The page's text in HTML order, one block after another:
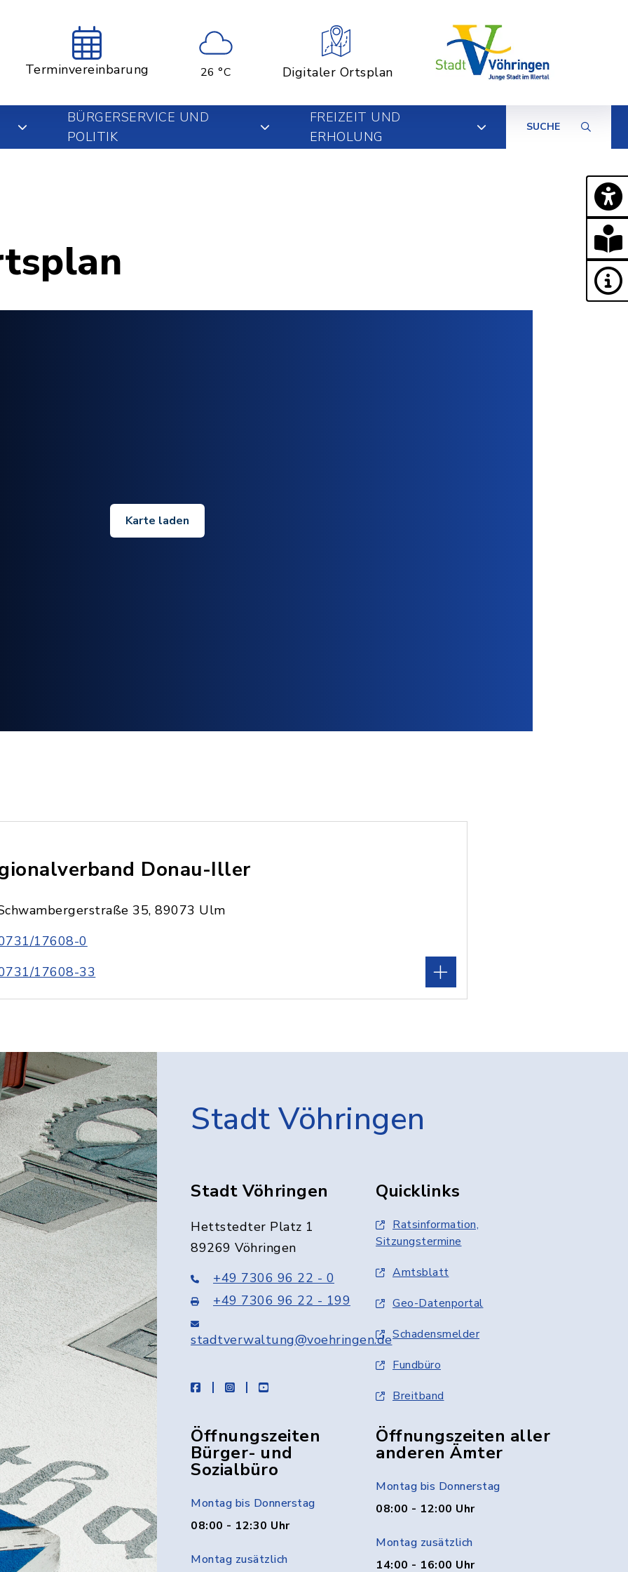
Terminvereinbarung 26 °C Digitaler Ortsplan
BÜRGERSERVICE UND
POLITIK
FREIZEIT UND
ERHOLUNG
SUCHE
Karte laden
Donau-Iller
35, 89073 Ulm
17608-0
17608-33
Stadt Vöhringen
Stadt Vöhringen
Hettstedter Platz 1
89269 Vöhringen
+49 7306 96 22 - 0
+49 7306 96 22 - 199
stadtverwaltung@voehringen.de
facebookinstagramyoutube
Quicklinks
Ratsinformation,
Sitzungstermine
Amtsblatt
Geo-Datenportal
Schadensmelder
Fundbüro
Breitband
Öffnungszeiten
Bürger- und
Sozialbüro
Montag bis Donnerstag
08:00 - 12:30 Uhr
Montag zusätzlich
Öffnungszeiten aller
anderen Ämter
Montag bis Donnerstag
08:00 - 12:00 Uhr
Montag zusätzlich
14:00 - 16:00 Uhr